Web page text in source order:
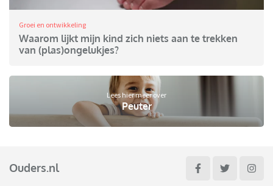
Groei en ontwikkeling
Waarom lijkt mijn kind zich niets aan te trekken
van (plas)ongelukjes?
Lees hier meer over
Peuter
Ouders.nl